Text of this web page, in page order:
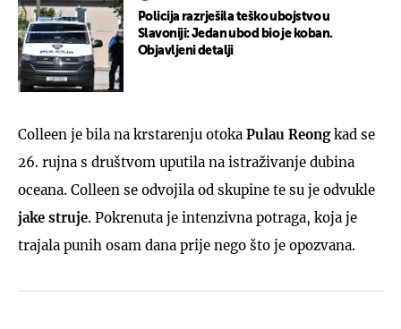
Policija razrješila teško ubojstvo u
Slavoniji: Jedan ubod bio je koban.
Objavljeni detalji
Colleen je bila na krstarenju otoka Pulau Reongkad se
26. rujna s društvom uputila na istraživanje dubina
oceana. Colleen se odvojila od skupine te su je odvukle
jake struje. Pokrenuta je intenzivna potraga, koja je
trajala punih osam dana prije nego što je opozvana.